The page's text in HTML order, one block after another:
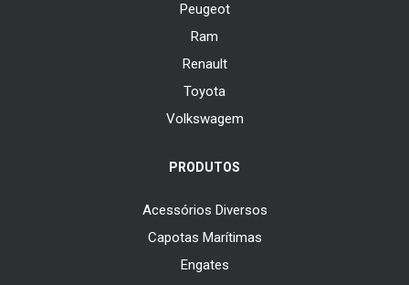
Peugeot
Ram
Renault
Toyota
Volkswagem
PRODUTOS
Acessórios Diversos
Capotas Marítimas
Engates